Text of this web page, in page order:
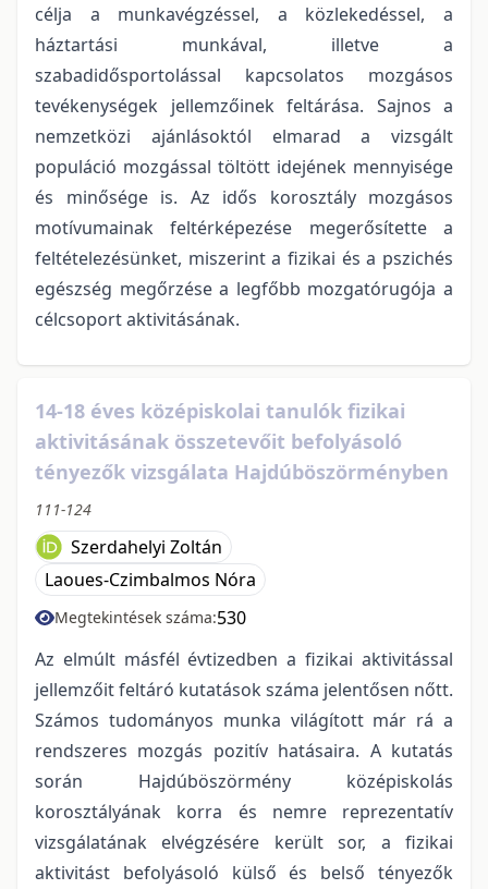
célja a munkavégzéssel, a közlekedéssel, a
háztartási munkával, illetve a
szabadidősportolással kapcsolatos mozgásos
tevékenységek jellemzőinek feltárása. Sajnos a
nemzetközi ajánlásoktól elmarad a vizsgált
populáció mozgással töltött idejének mennyisége
és minősége is. Az idős korosztály mozgásos
motívumainak feltérképezése megerősítette a
feltételezésünket, miszerint a fizikai és a pszichés
egészség megőrzése a legfőbb mozgatórugója a
célcsoport aktivitásának.
14-18 éves középiskolai tanulók fizikai
aktivitásának összetevőit befolyásoló
tényezők vizsgálata Hajdúböszörményben
111-124
Szerdahelyi Zoltán
Laoues-Czimbalmos Nóra
Megtekintések száma:530
Az elmúlt másfél évtizedben a fizikai aktivitással
jellemzőit feltáró kutatások száma jelentősen nőtt.
Számos tudományos munka világított már rá a
rendszeres mozgás pozitív hatásaira. A kutatás
során Hajdúböszörmény középiskolás
korosztályának korra és nemre reprezentatív
vizsgálatának elvégzésére került sor, a fizikai
aktivitást befolyásoló külső és belső tényezők